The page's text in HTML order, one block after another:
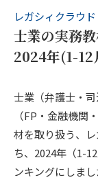
レガシィクラウ
士業の実務
2024年(1-12
士業（弁護士・
（FP・金融機関
材を取り扱う、
ち、2024年（1-
ンキングにしまし